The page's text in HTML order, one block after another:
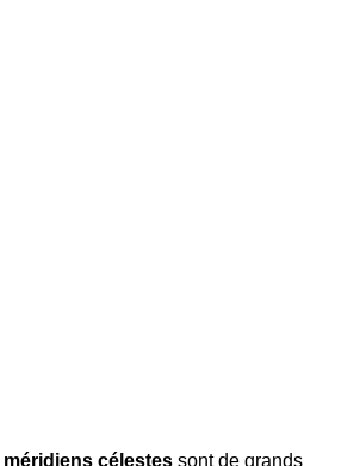
méridiens célestes sont de grands